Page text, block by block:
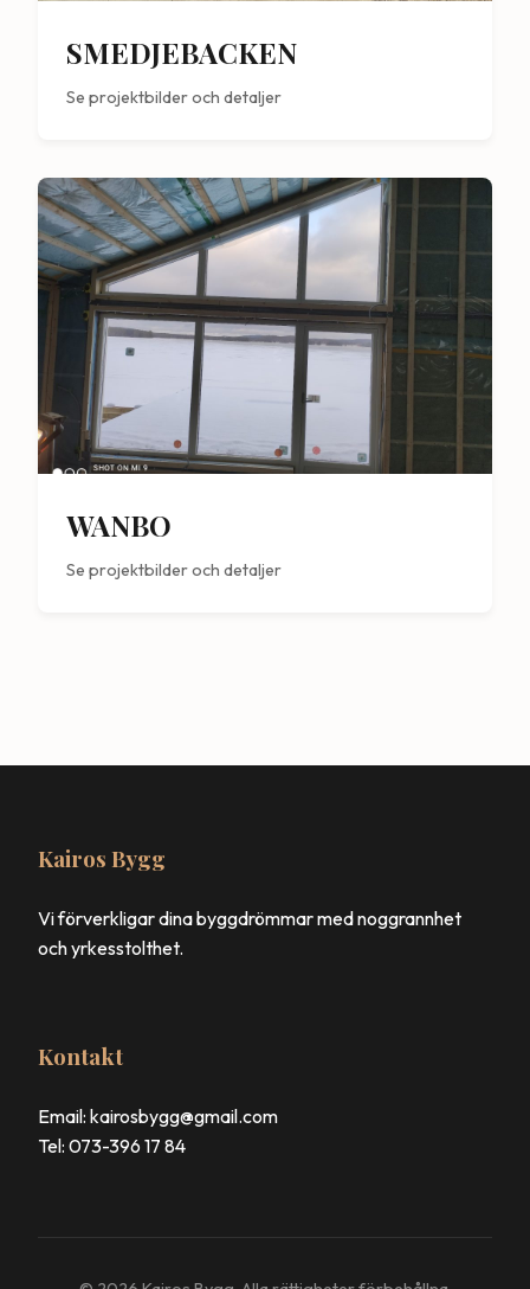
SMEDJEBACKEN
Se projektbilder och detaljer
WANBO
Se projektbilder och detaljer
Kairos Bygg
Vi förverkligar dina byggdrömmar med noggrannhet
och yrkesstolthet.
Kontakt
Email: kairosbygg@gmail.com
Tel: 073-396 17 84